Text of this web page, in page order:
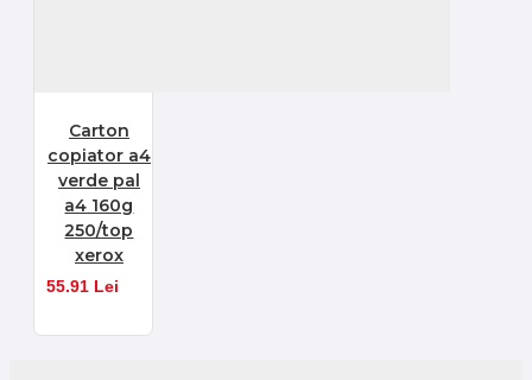
Carton
copiator a4
verde pal
a4 160g
250/top
xerox
55.91 Lei